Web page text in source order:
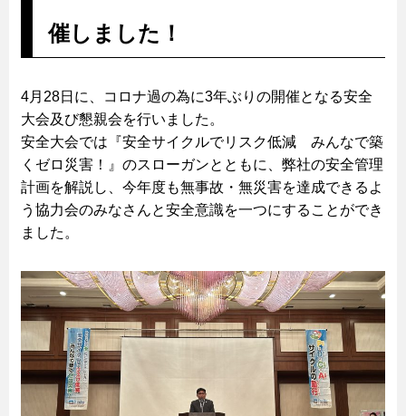
催しました！
4月28日に、コロナ過の為に3年ぶりの開催となる安全
大会及び懇親会を行いました。
安全大会では『安全サイクルでリスク低減 みんなで築
くゼロ災害！』のスローガンとともに、弊社の安全管理
計画を解説し、今年度も無事故・無災害を達成できるよ
う協力会のみなさんと安全意識を一つにすることができ
ました。